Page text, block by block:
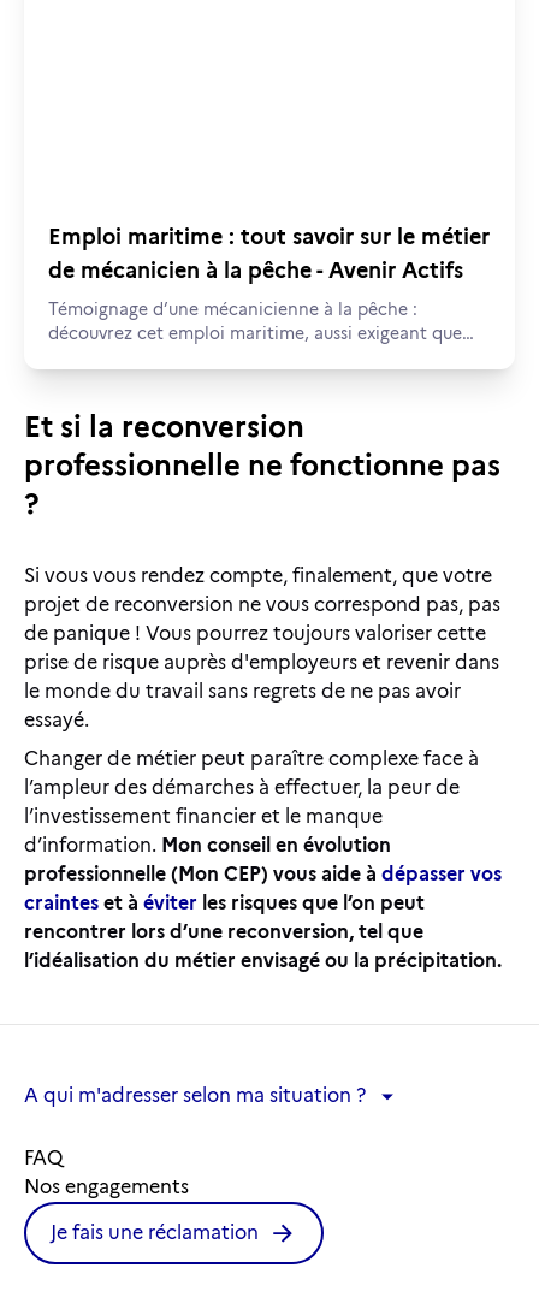
Emploi maritime : tout savoir sur le métier
de mécanicien à la pêche - Avenir Actifs
Témoignage d’une mécanicienne à la pêche :
découvrez cet emploi maritime, aussi exigeant que
Et si la reconversion
professionnelle ne fonctionne pas
?
Si vous vous rendez compte, finalement, que votre
projet de reconversion ne vous correspond pas, pas
de panique ! Vous pourrez toujours valoriser cette
prise de risque auprès d'employeurs et revenir dans
le monde du travail sans regrets de ne pas avoir
essayé.
Changer de métier peut paraître complexe face à
l’ampleur des démarches à effectuer, la peur de
l’investissement financier et le manque
d’information. Mon conseil en évolution
professionnelle (Mon CEP) vous aide à dépasser vos
craintes et à éviter les risques que l’on peut
rencontrer lors d’une reconversion, tel que
l’idéalisation du métier envisagé ou la précipitation.
A qui m'adresser selon ma situation ?
FAQ
Nos engagements
Je fais une réclamation